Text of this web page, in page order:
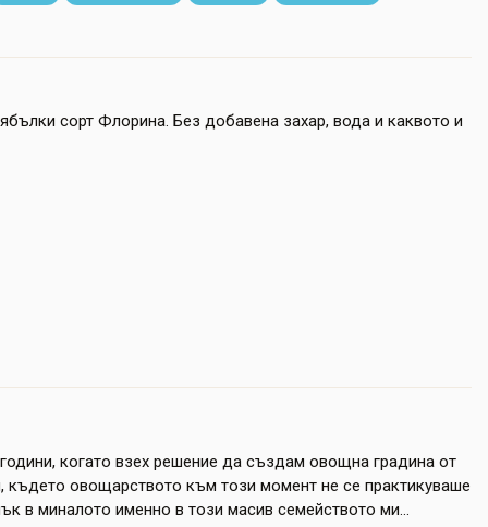
сорт Флорина. Без добавена захар, вода и каквото и
когато взех решение да създам овощна градина от
където овощарството към този момент не се практикуваше
в миналото именно в този масив семейството ми...